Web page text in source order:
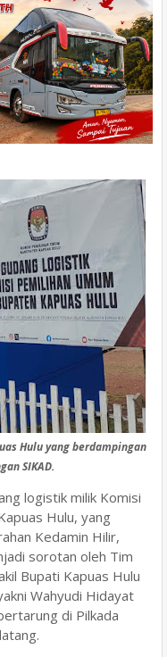
Hulu yang berdampingan
SIKAD.
logistik milik Komisi
Hulu, yang
Kedamin Hilir,
sorotan oleh Tim
Bupati Kapuas Hulu
Wahyudi Hidayat
di Pilkada